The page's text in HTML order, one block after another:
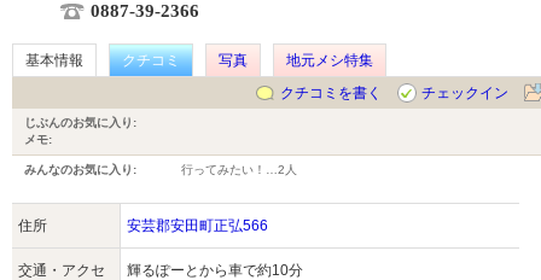
0887-39-2366
基本情報 クチコミ 写真
地元メシ特集
クチコミを書く
チェックイン
じぶんのお気に入り:
メモ:
みんなのお気に入り: 行ってみたい！… 2人
住所 安芸郡安田町正弘566
交通・アクセ
輝るぽーとから車で約10分